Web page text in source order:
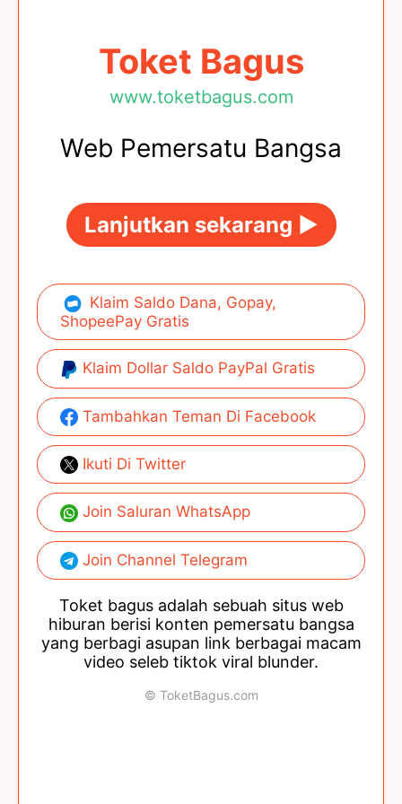
Toket Bagus
www.toketbagus.com
Web Pemersatu Bangsa
Lanjutkan sekarang ►
Klaim Saldo Dana, Gopay,
ShopeePay Gratis
Klaim Dollar Saldo PayPal Gratis
Tambahkan Teman Di Facebook
Ikuti Di Twitter
Join Saluran WhatsApp
Join Channel Telegram
Toket bagus adalah sebuah situs web
hiburan berisi konten pemersatu bangsa
yang berbagi asupan link berbagai macam
video seleb tiktok viral blunder.
© ToketBagus.com